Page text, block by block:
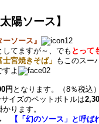
陽ソース】
ーソース』
てますが～、でも とって
士宮焼きそば」 もこのスー
よ
円 となります。（8％税込）
イズのペットボトルは
ります。
【「幻のソース」と呼